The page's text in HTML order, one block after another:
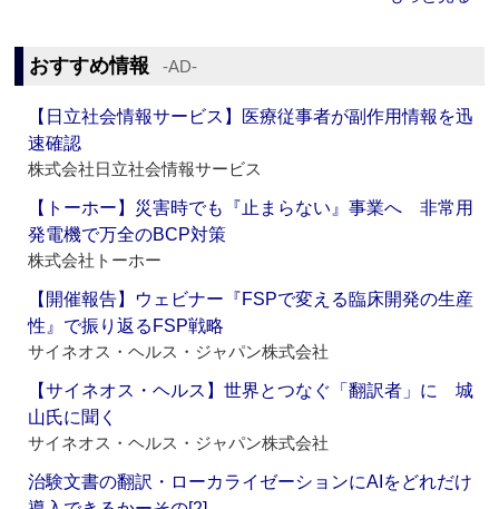
おすすめ情報 ‐AD‐
【日立社会情報サービス】医療従事者が副作用情報を迅
速確認
株式会社日立社会情報サービス
【トーホー】災害時でも『止まらない』事業へ 非常用
発電機で万全のBCP対策
株式会社トーホー
【開催報告】ウェビナー『FSPで変える臨床開発の生産
性』で振り返るFSP戦略
サイネオス・ヘルス・ジャパン株式会社
【サイネオス・ヘルス】世界とつなぐ「翻訳者」に 城
山氏に聞く
サイネオス・ヘルス・ジャパン株式会社
治験文書の翻訳・ローカライゼーションにAIをどれだけ